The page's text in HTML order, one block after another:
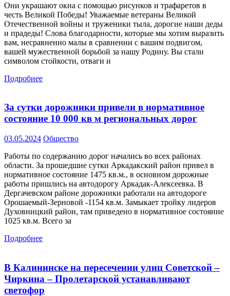
Они украшают окна с помощью рисунков и трафаретов в
честь Великой Победы! Уважаемые ветераны Великой
Отечественной войны и труженики тыла, дорогие наши деды
и прадеды! Слова благодарности, которые мы хотим выразить
вам, несравненно малы в сравнении с вашим подвигом,
вашей мужественной борьбой за нашу Родину. Вы стали
символом стойкости, отваги и
Подробнее
За сутки дорожники привели в нормативное
состояние 10 000 кв м региональных дорог
03.05.2024 Общество
Работы по содержанию дорог начались во всех районах
области. За прошедшие сутки Аркадакский район привел в
нормативное состояние 1475 кв.м., в основном дорожные
работы пришлись на автодорогу Аркадак-Алексеевка. В
Дергачевском районе дорожники работали на автодороге
Орошаемый-Зерновой -1154 кв.м. Замыкает тройку лидеров
Духовницкий район, там приведено в нормативное состояние
1025 кв.м. Всего за
Подробнее
В Калининске на пересечении улиц Советской –
Чиркина – Пролетарской устанавливают
светофор